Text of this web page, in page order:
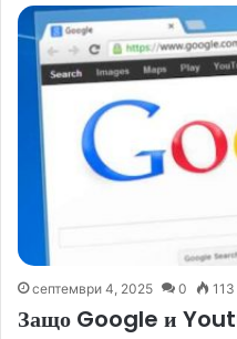
септември 4, 2025 0 113
Защо Google и